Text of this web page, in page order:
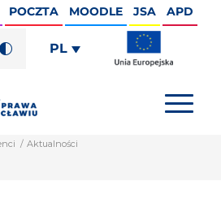
POCZTA MOODLE JSA APD
PL
/ Aktualności